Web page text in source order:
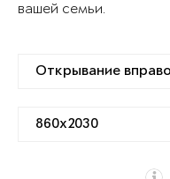
вашей семьи.